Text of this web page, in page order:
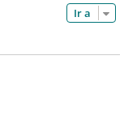
Ir a